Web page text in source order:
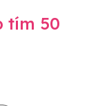
tím 50